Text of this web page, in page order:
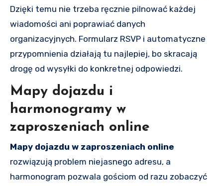
Dzięki temu nie trzeba ręcznie pilnować każdej
wiadomości ani poprawiać danych
organizacyjnych. Formularz RSVP i automatyczne
przypomnienia działają tu najlepiej, bo skracają
drogę od wysyłki do konkretnej odpowiedzi.
Mapy dojazdu i
harmonogramy w
zaproszeniach online
Mapy dojazdu w zaproszeniach online
rozwiązują problem niejasnego adresu, a
harmonogram pozwala gościom od razu zobaczyć